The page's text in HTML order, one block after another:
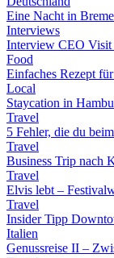
Eine Nacht in
Interviews
Interview CEO Visit
Food
Einfaches Rezept
Local
Staycation in
Travel
5 Fehler, die du
Travel
Business Trip nach
Travel
Elvis lebt –
Travel
Insider Tipp
Italien
Genussreise II –